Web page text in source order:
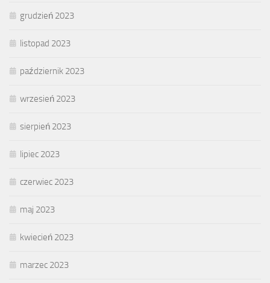
grudzień 2023
listopad 2023
październik 2023
wrzesień 2023
sierpień 2023
lipiec 2023
czerwiec 2023
maj 2023
kwiecień 2023
marzec 2023